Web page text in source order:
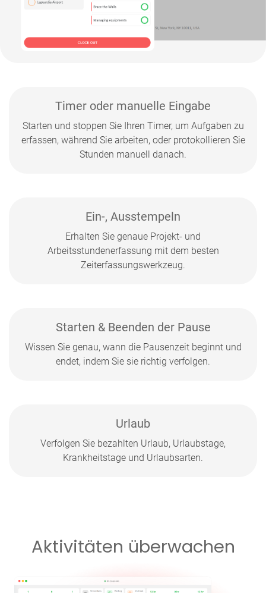
Timer oder manuelle Eingabe
Starten und stoppen Sie Ihren Timer, um Aufgaben zu
erfassen, während Sie arbeiten, oder protokollieren Sie
Stunden manuell danach.
Ein-, Ausstempeln
Erhalten Sie genaue Projekt- und
Arbeitsstundenerfassung mit dem besten
Zeiterfassungswerkzeug.
Starten & Beenden der Pause
Wissen Sie genau, wann die Pausenzeit beginnt und
endet, indem Sie sie richtig verfolgen.
Urlaub
Verfolgen Sie bezahlten Urlaub, Urlaubstage,
Krankheitstage und Urlaubsarten.
Aktivitäten überwachen